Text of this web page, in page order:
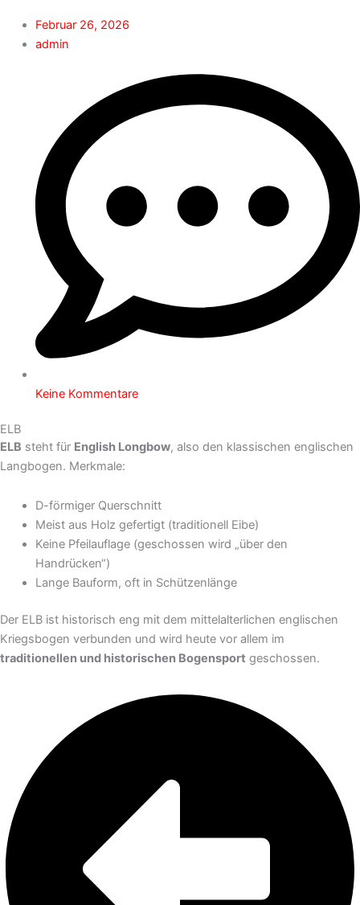
Februar 26, 2026
admin
Keine Kommentare
ELB
ELB steht für English Longbow, also den klassischen englischen
Langbogen. Merkmale:
D-förmiger Querschnitt
Meist aus Holz gefertigt (traditionell Eibe)
Keine Pfeilauflage (geschossen wird „über den
Handrücken“)
Lange Bauform, oft in Schützenlänge
Der ELB ist historisch eng mit dem mittelalterlichen englischen
Kriegsbogen verbunden und wird heute vor allem im
traditionellen und historischen Bogensport geschossen.